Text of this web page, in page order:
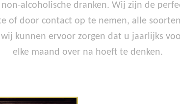
alcoholische dranken. Wij zijn de
of door contact op te nemen, alle
kunnen ervoor zorgen dat u jaarlijks
elke maand over na hoeft te denken.